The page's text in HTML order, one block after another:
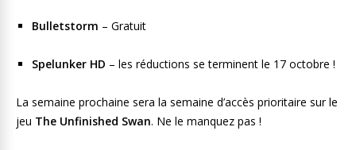
Bulletstorm – Gratuit
Spelunker HD – les réductions se terminent le 17 octobre !
La semaine prochaine sera la semaine d’accès prioritaire sur le
jeu The Unfinished Swan. Ne le manquez pas !